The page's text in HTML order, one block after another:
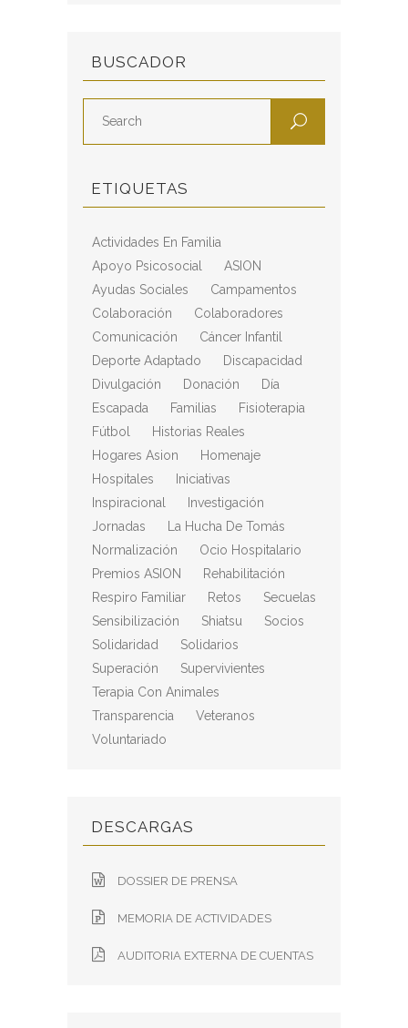
BUSCADOR
ETIQUETAS
Actividades En Familia
Apoyo Psicosocial
ASION
Ayudas Sociales
Campamentos
Colaboración
Colaboradores
Comunicación
Cáncer Infantil
Deporte Adaptado
Discapacidad
Divulgación
Donación
Día
Escapada
Familias
Fisioterapia
Fútbol
Historias Reales
Hogares Asion
Homenaje
Hospitales
Iniciativas
Inspiracional
Investigación
Jornadas
La Hucha De Tomás
Normalización
Ocio Hospitalario
Premios ASION
Rehabilitación
Respiro Familiar
Retos
Secuelas
Sensibilización
Shiatsu
Socios
Solidaridad
Solidarios
Superación
Supervivientes
Terapia Con Animales
Transparencia
Veteranos
Voluntariado
DESCARGAS
DOSSIER DE PRENSA
MEMORIA DE ACTIVIDADES
AUDITORIA EXTERNA DE CUENTAS